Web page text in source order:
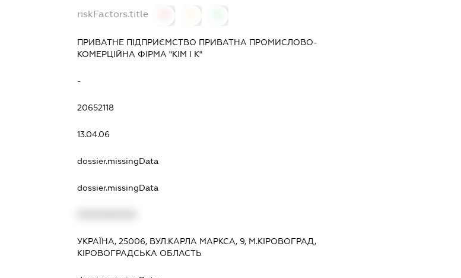
riskFactors.title
ПРИВАТНЕ ПІДПРИЄМСТВО ПРИВАТНА ПРОМИСЛОВО-
КОМЕРЦІЙНА ФІРМА "КІМ І К"
-
20652118
13.04.06
dossier.missingData
dossier.missingData
УКРАЇНА, 25006, ВУЛ.КАРЛА МАРКСА, 9, М.КІРОВОГРАД,
КІРОВОГРАДСЬКА ОБЛАСТЬ